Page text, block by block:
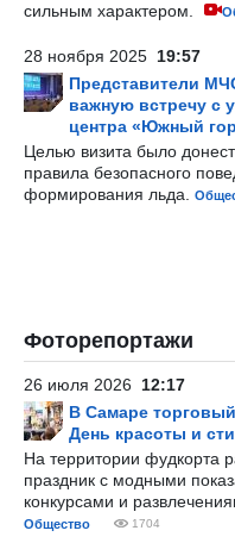
сильным характером.
28 ноября 2025 19:57
Представители
важную встречу с
центра «Южный
Целью визита было
правила безопасного
формирования льда.
Фоторепортажи
26 июля 2026 12:17
В Самаре
День красоты и
На территории фудкорта
праздник с модными
конкурсами и
Общество 1704